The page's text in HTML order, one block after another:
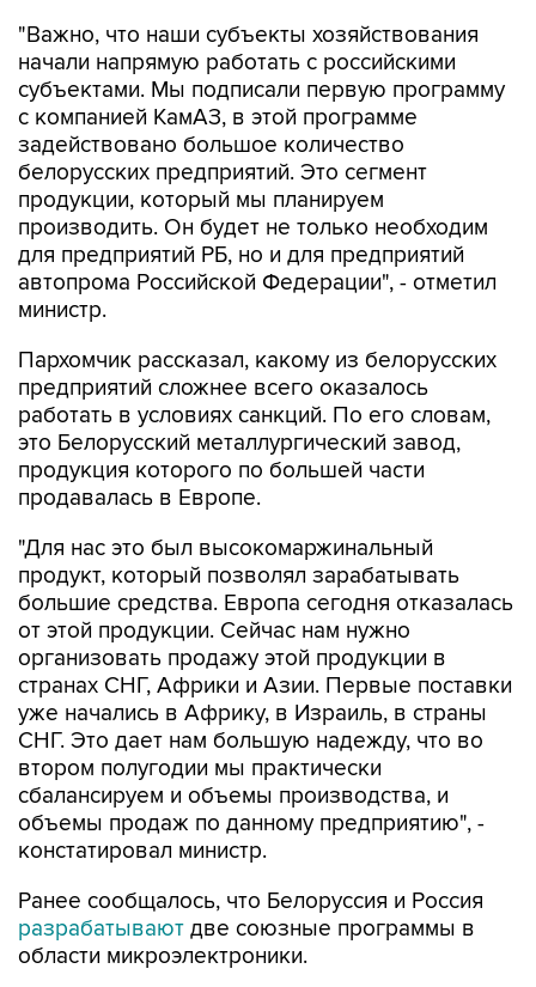
"Важно, что наши субъекты хозяйствования
начали напрямую работать с российскими
субъектами. Мы подписали первую программу
с компанией КамАЗ, в этой программе
задействовано большое количество
белорусских предприятий. Это сегмент
продукции, который мы планируем
производить. Он будет не только необходим
для предприятий РБ, но и для предприятий
автопрома Российской Федерации", - отметил
министр.
Пархомчик рассказал, какому из белорусских
предприятий сложнее всего оказалось
работать в условиях санкций. По его словам,
это Белорусский металлургический завод,
продукция которого по большей части
продавалась в Европе.
"Для нас это был высокомаржинальный
продукт, который позволял зарабатывать
большие средства. Европа сегодня отказалась
от этой продукции. Сейчас нам нужно
организовать продажу этой продукции в
странах СНГ, Африки и Азии. Первые поставки
уже начались в Африку, в Израиль, в страны
СНГ. Это дает нам большую надежду, что во
втором полугодии мы практически
сбалансируем и объемы производства, и
объемы продаж по данному предприятию", -
констатировал министр.
Ранее сообщалось, что Белоруссия и Россия
разрабатывают две союзные программы в
области микроэлектроники.